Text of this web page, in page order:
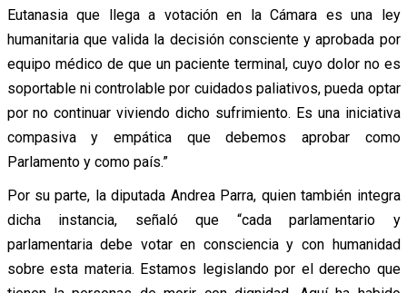
Eutanasia que llega a votación en la Cámara es una ley
humanitaria que valida la decisión consciente y aprobada por
equipo médico de que un paciente terminal, cuyo dolor no es
soportable ni controlable por cuidados paliativos, pueda optar
por no continuar viviendo dicho sufrimiento. Es una iniciativa
compasiva y empática que debemos aprobar como
Parlamento y como país.”
Por su parte, la diputada Andrea Parra, quien también integra
dicha instancia, señaló que “cada parlamentario y
parlamentaria debe votar en consciencia y con humanidad
sobre esta materia. Estamos legislando por el derecho que